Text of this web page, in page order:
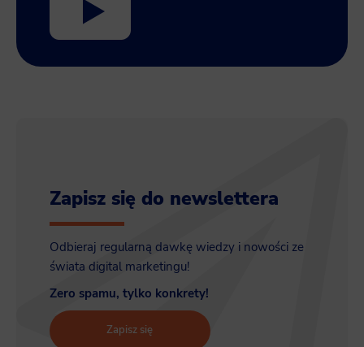
Zapisz się do newslettera
Odbieraj regularną dawkę wiedzy i nowości ze
świata digital marketingu!
Zero spamu, tylko konkrety!
Zapisz się